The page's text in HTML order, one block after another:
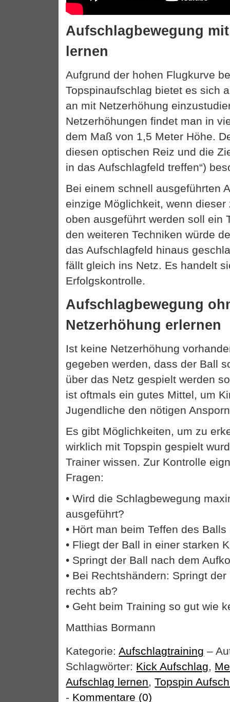
Aufschlagbewegung
lernen
Aufgrund der hohen Flugkurve
Topspinaufschlag bietet es sich
an mit Netzerhöhung
Netzerhöhungen findet man in
dem Maß von 1,5 Meter Höhe.
diesen optischen Reiz und die
in das Aufschlagfeld treffen“)
Bei einem schnell ausgeführten
einzige Möglichkeit, wenn
oben ausgeführt werden soll ein
den weiteren Techniken würde
das Aufschlagfeld hinaus
fällt gleich ins Netz. Es handelt
Erfolgskontrolle.
Aufschlagbewegung
Netzerhöhung erlernen
Ist keine Netzerhöhung
gegeben werden, dass der Ball
über das Netz gespielt werden
ist oftmals ein gutes Mittel, um
Jugendliche den nötigen
Es gibt Möglichkeiten, um zu
wirklich mit Topspin gespielt
Trainer wissen. Zur Kontrolle
Fragen:
• Wird die Schlagbewegung
ausgeführt?
• Hört man beim Teffen des Balls
• Fliegt der Ball in einer starken
• Springt der Ball nach dem
• Bei Rechtshändern: Springt
rechts ab?
• Geht beim Training so gut wie
Matthias Bormann
Kategorie:Aufschlagtraining –
Schlagwörter: Kick Aufschlag,
Aufschlag lernen,Topspin
- Kommentare (0)